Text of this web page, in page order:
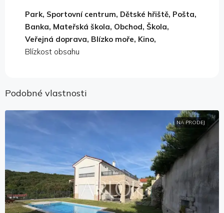
Park, Sportovní centrum, Dětské hřiště, Pošta,
Banka, Mateřská škola, Obchod, Škola,
Veřejná doprava, Blízko moře, Kino,
Blízkost obsahu
Podobné vlastnosti
NA PRODEJ